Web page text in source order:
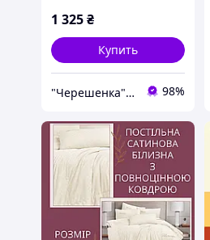
1 325₴
Купить
"Черешенка" интернет-магазин оптово-розничной торговли 98%